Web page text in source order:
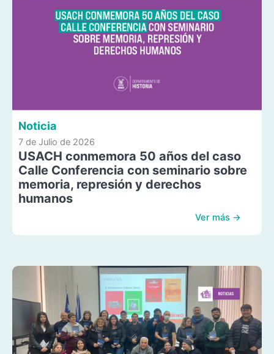
Noticia
7 de Julio de 2026
USACH conmemora 50 años del caso
Calle Conferencia con seminario sobre
memoria, represión y derechos
humanos
Ver más →